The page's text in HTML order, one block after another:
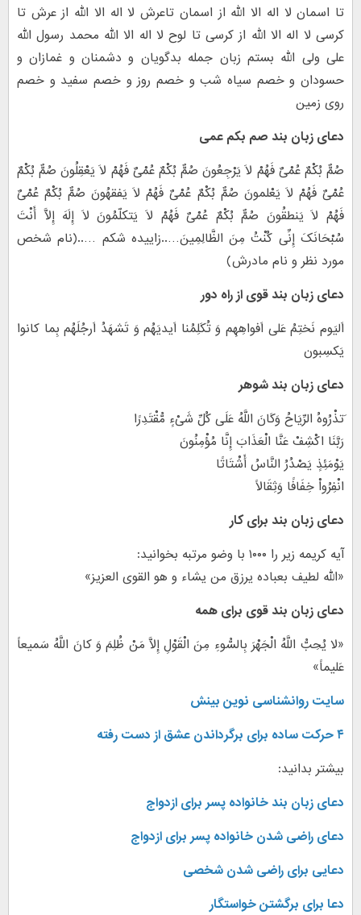
تا اسمان لا اله الا الله از اسمان تاعرش لا اله الا الله از عرش تا
کرسی لا اله الا الله از کرسی تا لوح لا اله الا الله محمد رسول الله
علی ولی الله بستم زبان جمله بدگویان و دشمنان و غمازان و
حسودان و خصم سیاه شب و خصم روز و خصم سفید و خصم
روی زمین
دعای زبان بند صم بکم عمی
صُمٌّ بُکْمٌ عُمْیٌ فَهُمْ لاَ یَرْجِعُونَ صُمٌّ بُکْمٌ عُمْیٌ فَهُمْ لاَ یَعْقِلُونَ صُمٌّ بُکْمٌ
عُمْیٌ فَهُمْ لاَ یَعْلمونَ صُمٌّ بُکْمٌ عُمْیٌ فَهُمْ لاَ یَفقهُونَ صُمٌّ بُکْمٌ عُمْیٌ
فَهُمْ لاَ یَنطقُونَ صُمٌّ بُکْمٌ عُمْیٌ فَهُمْ لاَ یَتکلّمُونَ لَا إِلَهَ إِلَّا أَنْتَ
سُبْحَانَکَ إِنِّی کُنْتُ مِنَ الظَّالِمِینَ…..زاییده شکم …..(نام شخص
مورد نظر و نام مادرش)
دعای زبان بند قوی از راه دور
اَلیَوم نَختِمُ عَلی اَفواهِهِم وَ تُکَلِمُنا اَیدیَهُم وَ تَشهَدُ اَرجُلَهُم بِما کانوا
یَکسِبون
دعای زبان بند شوهر
َتذْرُوهُ الرِّیَاحُ وَکَانَ اللَّهُ عَلَى کُلِّ شَیْءٍ مُّقْتَدِرًا
رَبَّنَا اکْشِفْ عَنَّا الْعَذَابَ إِنَّا مُؤْمِنُونَ
یَوْمَئِذٍ یَصْدُرُ النَّاسُ أَشْتَاتًا
انْفِرُواْ خِفَافًا وَثِقَالًا
دعای زبان بند برای کار
آیه کریمه زیر را ۱۰۰۰ با وضو مرتبه بخوانید:
«الله لطیف بعباده یرزق من یشاء و هو القوی العزیز»
دعای زبان بند قوی برای همه
«لا یُحِبُّ اللَّهُ الْجَهْرَ بِالسُّوءِ مِنَ الْقَوْلِ إِلاَّ مَنْ ظُلِمَ وَ کانَ اللَّهُ سَمیعاً
عَلیماً»
سایت روانشناسی نوین بینش
۴ حرکت ساده برای برگرداندن عشق از دست رفته
بیشتر بدانید:
دعای زبان بند خانواده پسر برای ازدواج
دعای راضی شدن خانواده پسر برای ازدواج
دعایی برای راضی شدن شخصی
دعا برای برگشتن خواستگار